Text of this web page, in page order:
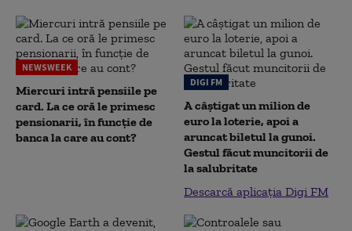
NEWSWEEK
Miercuri intră pensiile pe
card. La ce oră le primesc
pensionarii, în funcție de
banca la care au cont?
DIGI FM
A câștigat un milion de
euro la loterie, apoi a
aruncat biletul la gunoi.
Gestul făcut muncitorii de
la salubritate
Descarcă aplicația Digi FM